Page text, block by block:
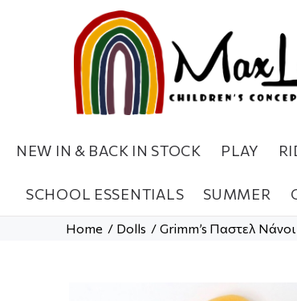
NEW IN & BACK IN STOCK PLAY
SCHOOL ESSENTIALS SUMMER
Home Dolls Grimm’s Παστελ Νάνοι